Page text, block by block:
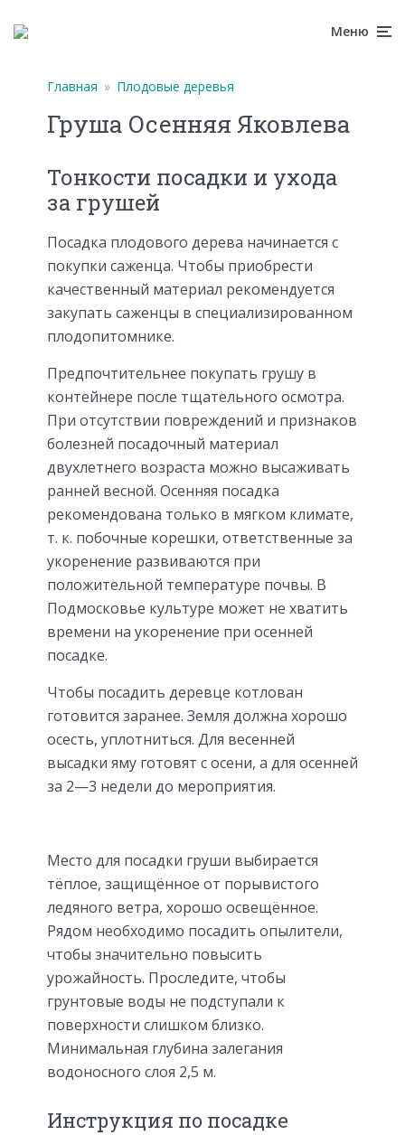
Меню
Главная » Плодовые деревья
Груша Осенняя Яковлева
Тонкости посадки и ухода
за грушей
Посадка плодового дерева начинается с
покупки саженца. Чтобы приобрести
качественный материал рекомендуется
закупать саженцы в специализированном
плодопитомнике.
Предпочтительнее покупать грушу в
контейнере после тщательного осмотра.
При отсутствии повреждений и признаков
болезней посадочный материал
двухлетнего возраста можно высаживать
ранней весной. Осенняя посадка
рекомендована только в мягком климате,
т. к. побочные корешки, ответственные за
укоренение развиваются при
положительной температуре почвы. В
Подмосковье культуре может не хватить
времени на укоренение при осенней
посадке.
Чтобы посадить деревце котлован
готовится заранее. Земля должна хорошо
осесть, уплотниться. Для весенней
высадки яму готовят с осени, а для осенней
за 2—3 недели до мероприятия.
Место для посадки груши выбирается
тёплое, защищённое от порывистого
ледяного ветра, хорошо освещённое.
Рядом необходимо посадить опылители,
чтобы значительно повысить
урожайность. Проследите, чтобы
грунтовые воды не подступали к
поверхности слишком близко.
Минимальная глубина залегания
водоносного слоя 2,5 м.
Инструкция по посадке